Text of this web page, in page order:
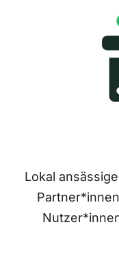
Lokal